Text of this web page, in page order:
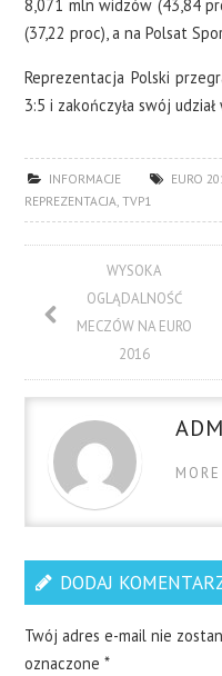
8,071 mln widzów (43,84
(37,22 proc), a na Polsat
Reprezentacja Polski
3:5 i zakończyła swój
INFORMACJE EURO
REPREZENTACJA,TVP1
WYSOKA
OGLĄDALNOŚĆ
MECZÓW NA EURO
2016
DODAJ
Twój adres e-mail nie
oznaczone*